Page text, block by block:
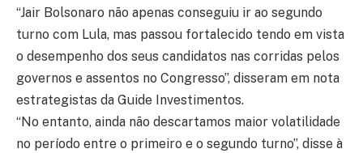
“Jair Bolsonaro não apenas conseguiu ir ao segundo
turno com Lula, mas passou fortalecido tendo em vista
o desempenho dos seus candidatos nas corridas pelos
governos e assentos no Congresso”, disseram em nota
estrategistas da Guide Investimentos.
“No entanto, ainda não descartamos maior volatilidade
no período entre o primeiro e o segundo turno”, disse à